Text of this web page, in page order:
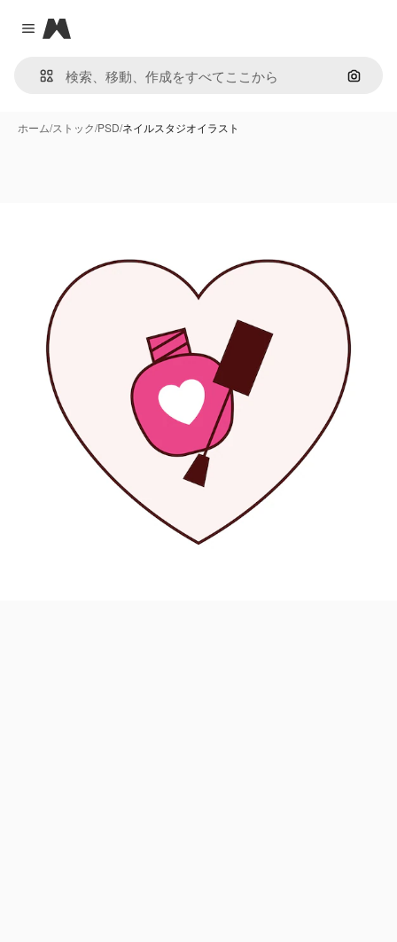
Close menu
Magnific
画像で
ホーム/ストック/PSD/ネイルスタジオイラスト